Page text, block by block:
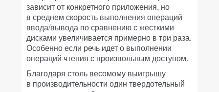
зависит от конкретного приложения, но
в среднем скорость выполнения операций
ввода/вывода по сравнению с жесткими
дисками увеличивается примерно в три раза.
Особенно если речь идет о выполнении
операций чтения с произвольным доступом.
Благодаря столь весомому выигрышу
в производительности один твердотельный